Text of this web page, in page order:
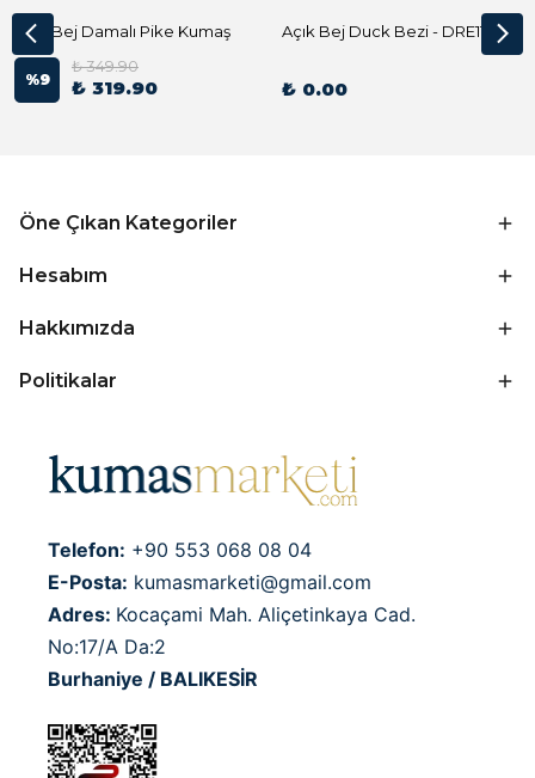
Açık Bej Damalı Pike Kumaş
%9
₺ 349.90
₺ 319.90
Açık Bej Duck Bezi - DRE1144 Kumaş Peçete
₺ 0.00
Öne Çıkan Kategoriler
Hesabım
Hakkımızda
Politikalar
Telefon: +90 553 068 08 04
E-Posta: kumasmarketi@gmail.com
Adres: Kocaçami Mah. Aliçetinkaya Cad.
No:17/A Da:2
Burhaniye / BALIKESİR